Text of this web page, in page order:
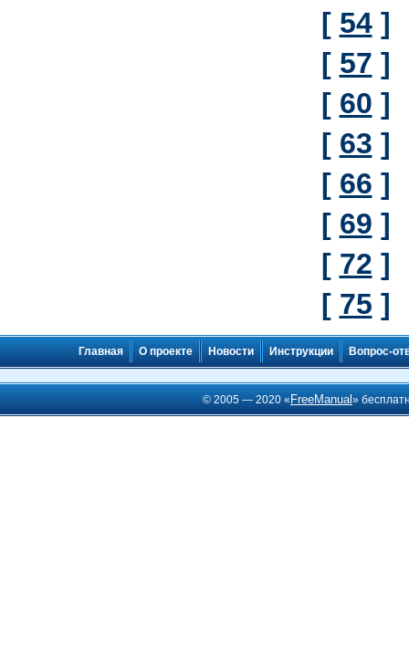
[ 54]
[ 57 ]
[ 60 ]
[ 63 ]
[ 66 ]
[ 69 ]
[ 72 ]
[ 75 ]
Главная О проекте Новости Инструкции Вопрос-
© 2005 — 2020 « FreeManual»